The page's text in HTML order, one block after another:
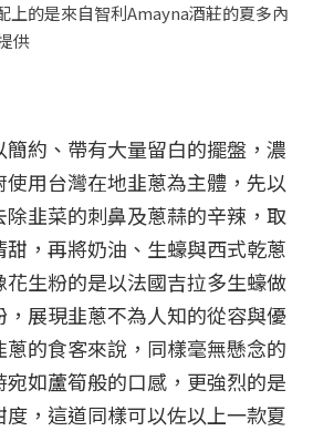
上的是來自智利Amayna酒莊的夏多內
供
約、帶有大量留白的擺盤，濃
用台灣在地韭蔥為主體，先以
韭菜的刺鼻及蔥蒜的辛辣，取
，再將奶油、生蠔與西式乾蔥
生粉的是以法國吉拉多生蠔做
展現韭蔥不為人知的從容與優
的食客來說，同樣毫無懸念的
如蘆筍般的口感，更強烈的是
，這道同樣可以佐以上一款夏